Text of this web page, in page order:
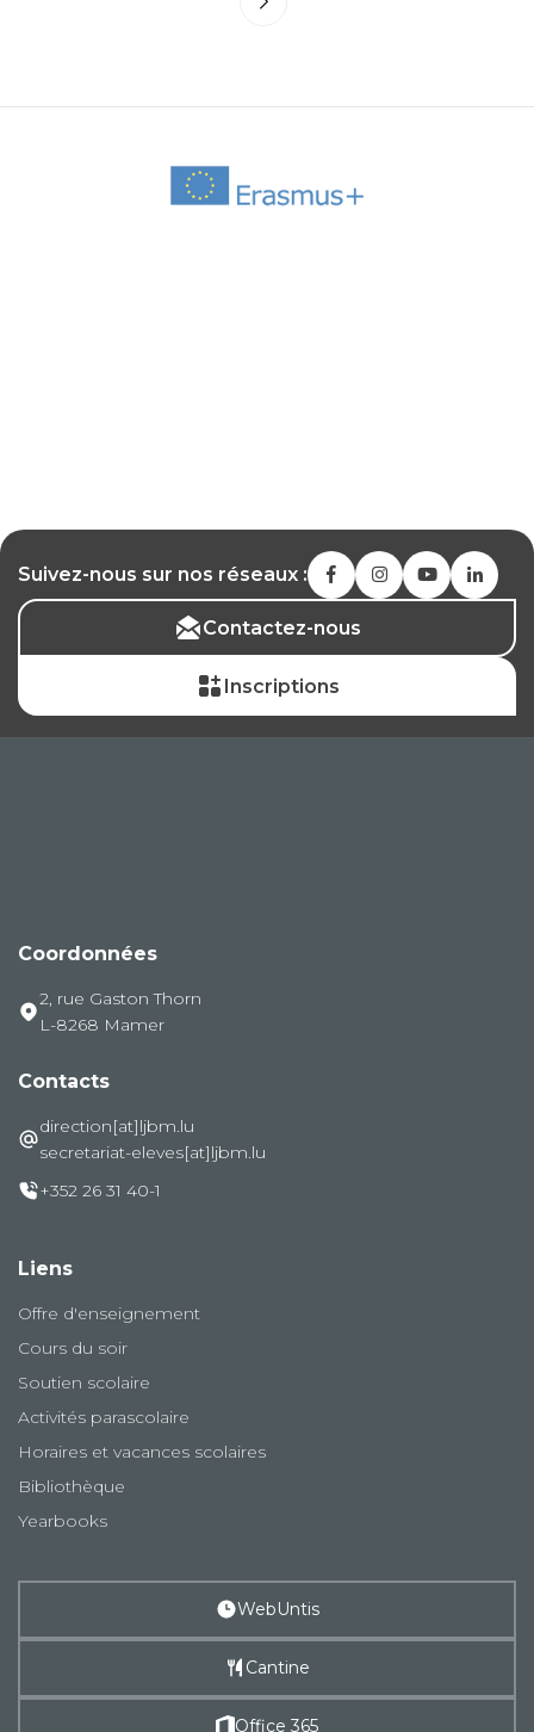
Suivez-nous sur nos réseaux :
Contactez-nous
Inscriptions
Coordonnées
2, rue Gaston Thorn
L-8268 Mamer
Contacts
direction[at]ljbm.lu
secretariat-eleves[at]ljbm.lu
+352 26 31 40-1
Liens
Offre d'enseignement
Cours du soir
Soutien scolaire
Activités parascolaire
Horaires et vacances scolaires
Bibliothèque
Yearbooks
WebUntis
Cantine
Office 365